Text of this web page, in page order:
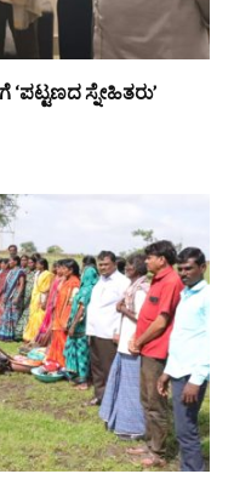
ಸ್ನೇಹಿತರು’